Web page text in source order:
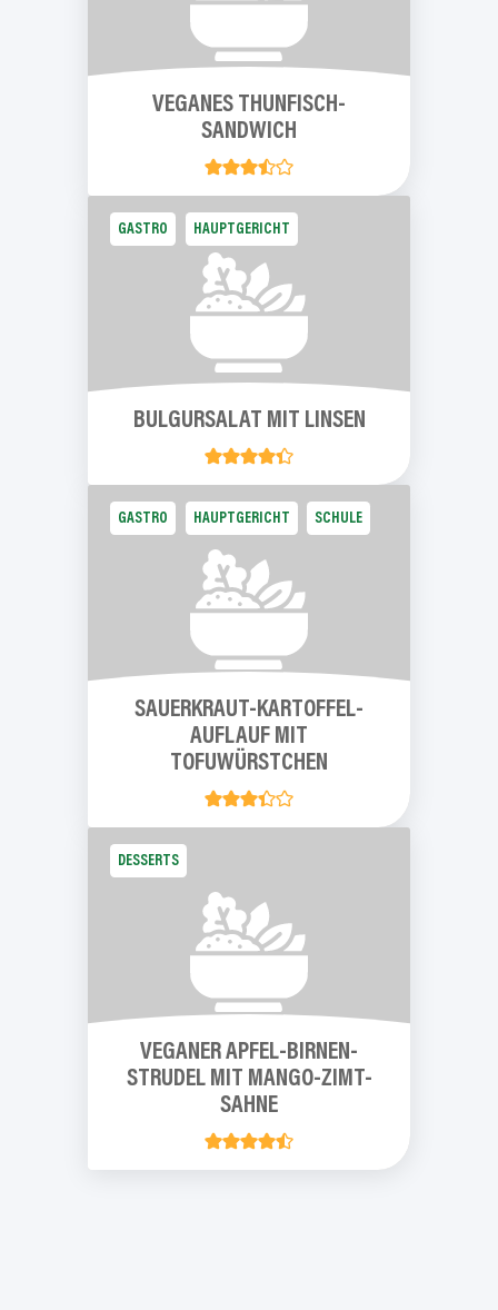
VEGANES THUNFISCH-
SANDWICH
GASTRO HAUPTGERICHT
BULGURSALAT MIT LINSEN
GASTRO HAUPTGERICHT SCHULE
SAUERKRAUT-KARTOFFEL-
AUFLAUF MIT
TOFUWÜRSTCHEN
DESSERTS
VEGANERAPFEL-BIRNEN-
STRUDELMIT MANGO-ZIMT-
SAHNE